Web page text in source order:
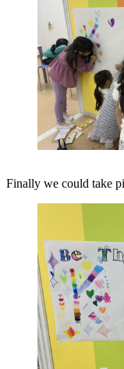
Finally we could take